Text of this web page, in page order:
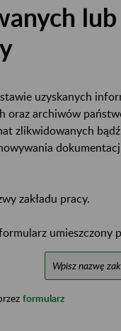
uzyskanych
archiwów
zlikwidowanych
zakładu pracy.
umieszczony
formularz